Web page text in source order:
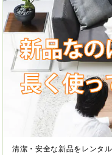
清潔・安全な新品をレンタ